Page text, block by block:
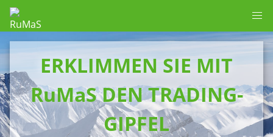
ERKLIMMEN SIE MIT
RuMaS DEN TRADING-
GIPFEL